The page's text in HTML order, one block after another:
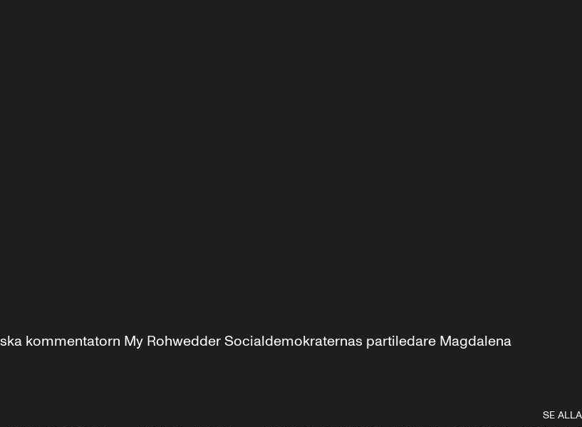
kommentatorn My Rohwedder Socialdemokraternas partiledare Magdalena
SE ALLA